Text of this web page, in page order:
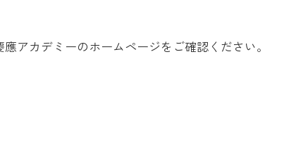
アカデミーのホームページをご確認ください。